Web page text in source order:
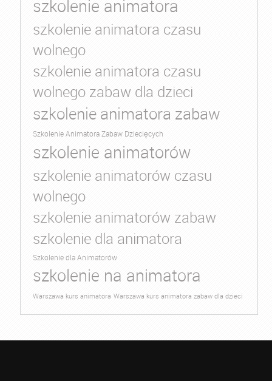
szkolenie animatora
szkolenie animatora czasu
wolnego
szkolenie animatora czasu
wolnego zabaw dla dzieci
szkolenie animatora zabaw
Szkolenie Animatora Zabaw Dziecięcych
szkolenie animatorów
szkolenie animatorów czasu
wolnego
szkolenie animatorów zabaw
szkolenie dla animatora
Szkolenie dla Animatorów
szkolenie na animatora
Warszawa kurs animatora Warszawa kurs animatora zabaw dla dzieci